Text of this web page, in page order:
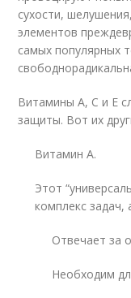
сухости,
элементов
самых популярных
Витамины А, С и Е
защиты. Вот их
Витамин А.
Этот
комплекс задач,
Отвечает за
Необходим